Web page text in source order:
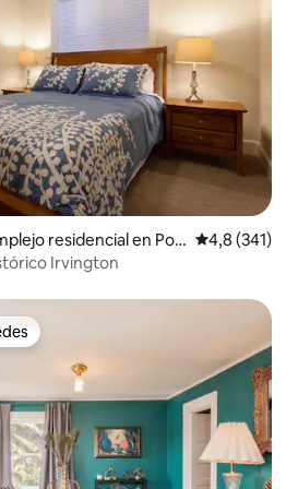
residencial en Por
Calificación
4,8 (341)
Irvington